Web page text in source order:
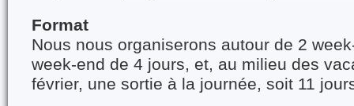
Format
Nous nous organiserons autour de 2
week-end de 4 jours, et, au milieu des
février, une sortie à la journée, soit 11